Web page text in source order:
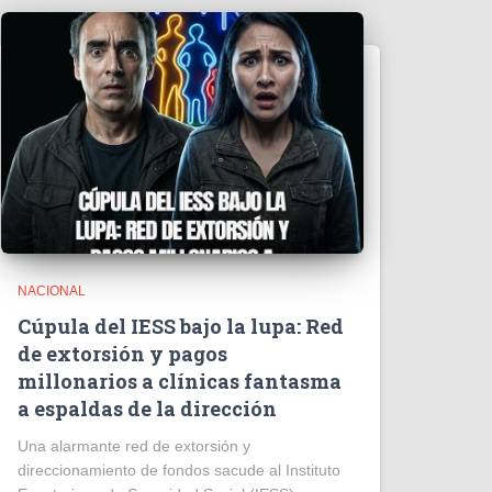
NACIONAL
Cúpula del IESS bajo la lupa: Red
de extorsión y pagos
millonarios a clínicas fantasma
a espaldas de la dirección
​Una alarmante red de extorsión y
direccionamiento de fondos sacude al Instituto